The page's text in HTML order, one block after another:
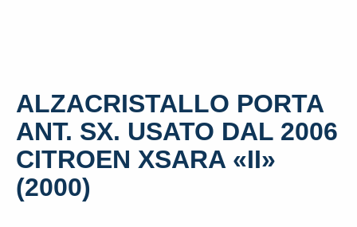
ALZACRISTALLO PORTA
ANT. SX. USATO DAL 2006
CITROEN XSARA «II»
(2000)